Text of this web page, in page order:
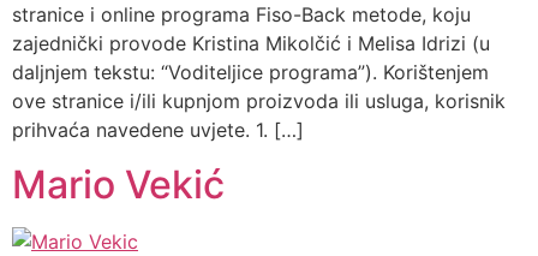
stranice i online programa Fiso-Back metode, koju
zajednički provode Kristina Mikolčić i Melisa Idrizi (u
daljnjem tekstu: “Voditeljice programa”). Korištenjem
ove stranice i/ili kupnjom proizvoda ili usluga, korisnik
prihvaća navedene uvjete. 1. […]
Mario Vekić